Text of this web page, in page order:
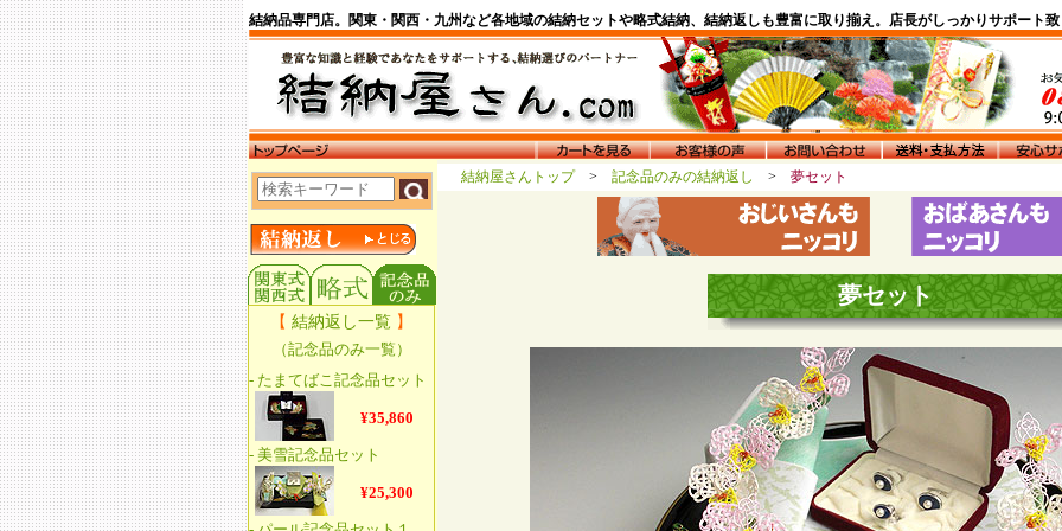
結納品専門店。関東・関西・九州など各地域の結納セットや略式結納、結納返しも豊富に取り揃え。店長がしっかりサポート
結納屋さんトップ > 記念品のみの結納返し > 夢セット
夢セット